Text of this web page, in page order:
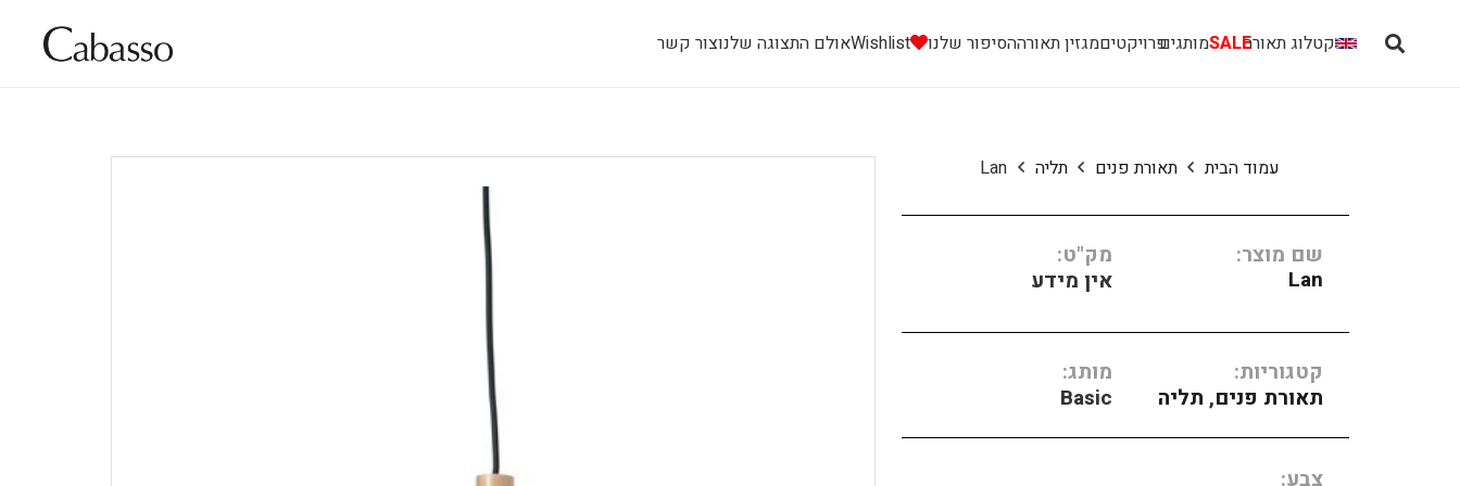
קטלוג תאורהSALEמותגיםפרויקטיםמגזין תאורההסיפור שלנו Wishlistאולם התצוגה שלנוצור קשר
עמוד הבית תאורת פנים תליה Lan
שם מוצר:
Lan
מק"ט:
אין מידע
קטגוריות:
תאורת פנים, תליה
מותג:
Basic
צבע